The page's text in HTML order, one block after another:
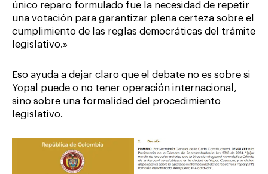
único reparo formulado fue la necesidad de repetir
una votación para garantizar plena certeza sobre el
cumplimiento de las reglas democráticas del trámite
legislativo.»
Eso ayuda a dejar claro que el debate no es sobre si
Yopal puede o no tener operación internacional,
sino sobre una formalidad del procedimiento
legislativo.